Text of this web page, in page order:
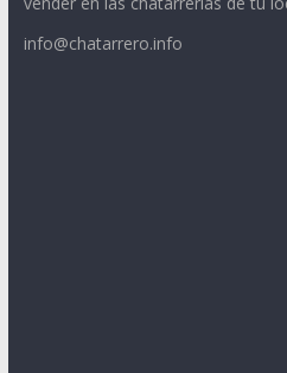
info@chatarrero.info